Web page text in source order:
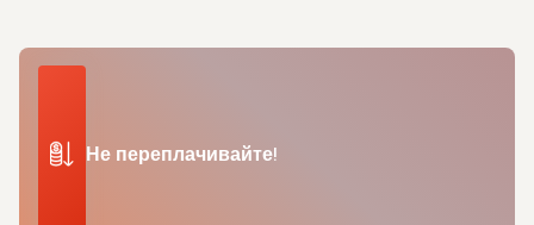
Не переплачивайте!